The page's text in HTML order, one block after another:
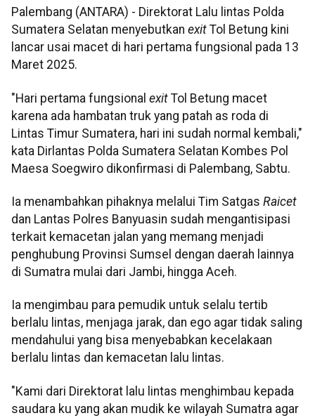
Palembang (ANTARA) - Direktorat Lalu lintas Polda
Sumatera Selatan menyebutkan exit Tol Betung kini
lancar usai macet di hari pertama fungsional pada 13
Maret 2025.
"Hari pertama fungsional exit Tol Betung macet
karena ada hambatan truk yang patah as roda di
Lintas Timur Sumatera, hari ini sudah normal kembali,"
kata Dirlantas Polda Sumatera Selatan Kombes Pol
Maesa Soegwiro dikonfirmasi di Palembang, Sabtu.
Ia menambahkan pihaknya melalui Tim Satgas Raicet
dan Lantas Polres Banyuasin sudah mengantisipasi
terkait kemacetan jalan yang memang menjadi
penghubung Provinsi Sumsel dengan daerah lainnya
di Sumatra mulai dari Jambi, hingga Aceh.
Ia mengimbau para pemudik untuk selalu tertib
berlalu lintas, menjaga jarak, dan ego agar tidak saling
mendahului yang bisa menyebabkan kecelakaan
berlalu lintas dan kemacetan lalu lintas.
"Kami dari Direktorat lalu lintas menghimbau kepada
saudara ku yang akan mudik ke wilayah Sumatra agar